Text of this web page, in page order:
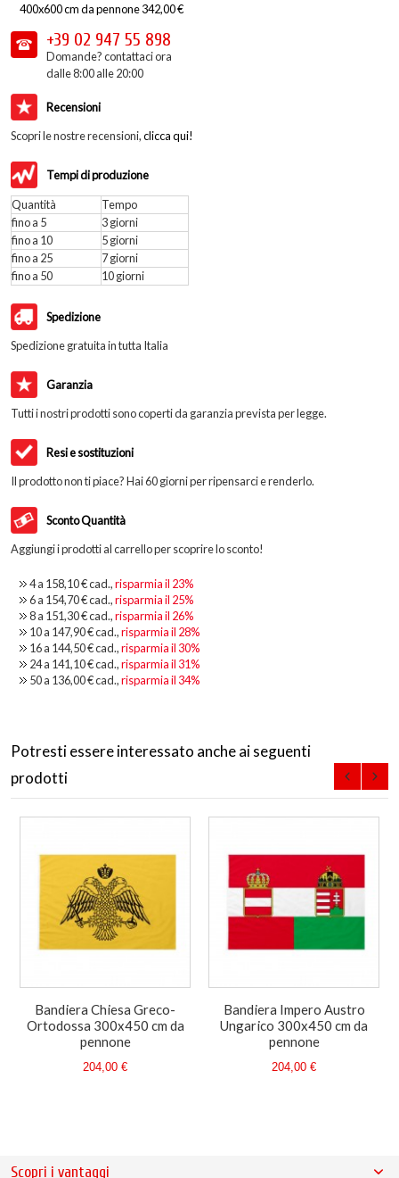
400x600 cm da pennone 342,00 €
+39 02 947 55 898
Domande? contattaci ora
dalle 8:00 alle 20:00
Recensioni
Scopri le nostre recensioni,clicca qui!
Tempi di produzione
Quantità
Tempo
fino a 5
3 giorni
fino a 10
5 giorni
fino a 25
7 giorni
fino a 50
10 giorni
Spedizione
Spedizione gratuita in tutta Italia
Garanzia
Tutti i nostri prodotti sono coperti da garanzia prevista per legge.
Resi e sostituzioni
Il prodotto non ti piace? Hai 60 giorni per ripensarci e renderlo.
Sconto Quantità
Aggiungi i prodotti al carrello per scoprire lo sconto!
4 a 158,10 €cad.,risparmia il 23%
6 a 154,70 €cad.,risparmia il 25%
8 a 151,30 €cad.,risparmia il 26%
10 a 147,90 €cad.,risparmia il 28%
16 a 144,50 €cad.,risparmia il 30%
24 a 141,10 €cad.,risparmia il 31%
50 a 136,00 €cad.,risparmia il 34%
Potresti essere interessato anche ai seguenti
prodotti
Bandiera Chiesa Greco-
Ortodossa 300x450 cm da
pennone
204,00 €
Bandiera Impero Austro
Ungarico 300x450 cm da
pennone
204,00 €
Scopri i vantaggi